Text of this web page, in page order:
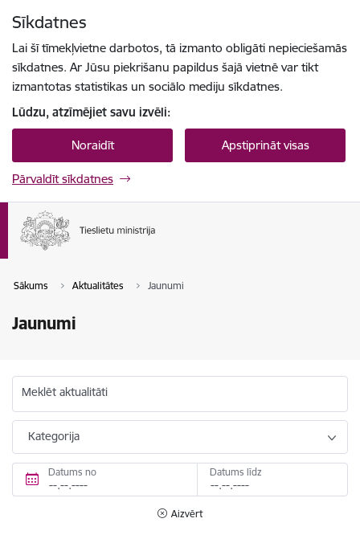
Sīkdatnes
Lai šī tīmekļvietne darbotos, tā izmanto obligāti nepieciešamās
sīkdatnes. Ar Jūsu piekrišanu papildus šajā vietnē var tikt
izmantotas statistikas un sociālo mediju sīkdatnes.
Lūdzu, atzīmējiet savu izvēli:
Noraidīt Apstiprināt visas
Pārvaldīt sīkdatnes
Sākums Aktualitātes Jaunumi
Jaunumi
Meklēt aktualitāti
Kategorija
Datums no Datums līdz
Aizvērt